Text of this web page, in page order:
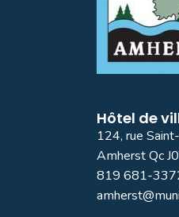
Hôtel de
124, rue
Amherst Qc
819 681-